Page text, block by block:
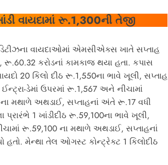
વાયદામાં રૂ.1,300ની તેજી
વાયદાઓમાં એમસીએક્સ ખાતે સપ્તાહ
રૂ.60.32 કરોડનાં કામકાજ થયા હતા. કપાસ
20 કિલો દીઠ રૂ.1,550ના ભાવે ખૂલી, સપ્તાહ
ડેમાં ઉપરમાં રૂ.1,567 અને નીચામાં
મથાળે અથડાઈ, સપ્તાહનાં અંતે રૂ.17 વધી
1 ખાંડીદીઠ રૂ.59,100ના ભાવે ખૂલી,
રૂ.59,100 ના મથાળે અથડાઈ, સપ્તાહનાં
મેન્થા તેલ ઓગસ્ટ કોન્ટ્રેક્ટ 1 કિલોદીઠ